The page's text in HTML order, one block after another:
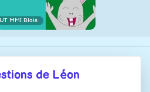
MMI Blois
de Léon